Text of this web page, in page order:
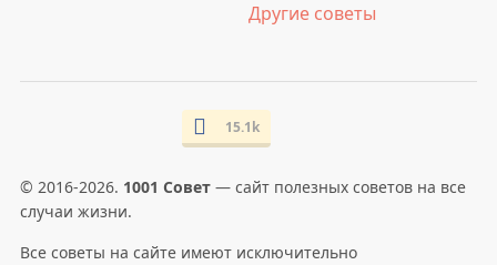
Другие советы
15.1k
© 2016-2026. 1001 Совет— сайт полезных советов на все
случаи жизни.
Все советы на сайте имеют исключительно